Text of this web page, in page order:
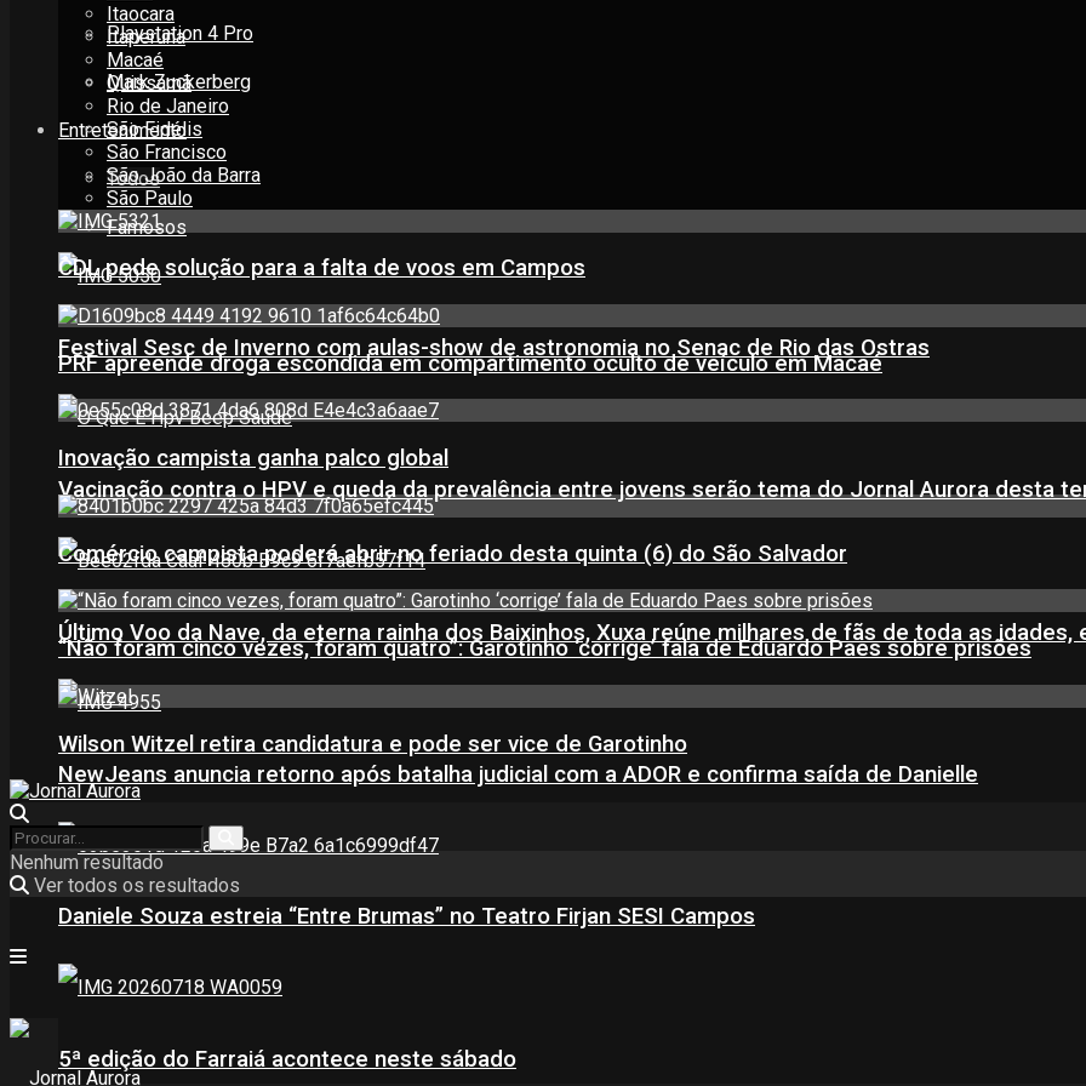
Playstation 4 Pro
Mark Zuckerberg
Entretenimento
Todos
Famosos
Festival Sesc de Inverno com aulas-show de astronomia no Senac de Rio das Ostras
Vacinação contra o HPV e queda da prevalência entre jovens serão tema do Jornal Aurora desta
Último Voo da Nave, da eterna rainha dos Baixinhos, Xuxa reúne milhares de fãs de toda as idades,
NewJeans anuncia retorno após batalha judicial com a ADOR e confirma saída de Danielle
Daniele Souza estreia “Entre Brumas” no Teatro Firjan SESI Campos
5ª edição do Farraiá acontece neste sábado
Itaocara
Itaperuna
Macaé
Quissamã
Rio de Janeiro
São Fidélis
São Francisco
São João da Barra
São Paulo
CDL pede solução para a falta de voos em Campos
PRF apreende droga escondida em compartimento oculto de veículo em Macaé
Inovação campista ganha palco global
Comércio campista poderá abrir no feriado desta quinta (6) do São Salvador
“Não foram cinco vezes, foram quatro”: Garotinho ‘corrige’ fala de Eduardo Paes sobre prisões
Wilson Witzel retira candidatura e pode ser vice de Garotinho
Nenhum resultado
Ver todos os resultados